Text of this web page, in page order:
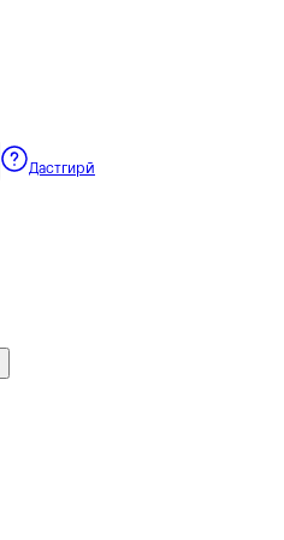
Дастгирӣ